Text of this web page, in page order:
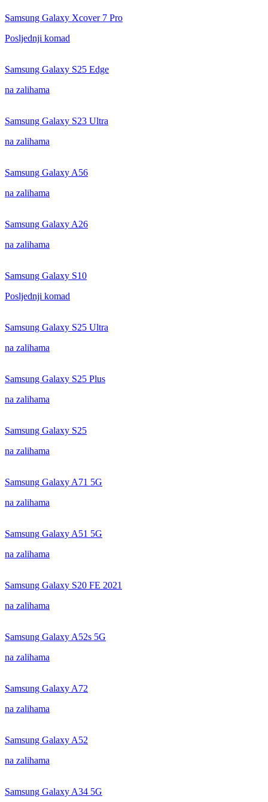
Samsung Galaxy Xcover 7 Pro
Posljednji komad
Samsung Galaxy S25 Edge
na zalihama
Samsung Galaxy S23 Ultra
na zalihama
Samsung Galaxy A56
na zalihama
Samsung Galaxy A26
na zalihama
Samsung Galaxy S10
Posljednji komad
Samsung Galaxy S25 Ultra
na zalihama
Samsung Galaxy S25 Plus
na zalihama
Samsung Galaxy S25
na zalihama
Samsung Galaxy A71 5G
na zalihama
Samsung Galaxy A51 5G
na zalihama
Samsung Galaxy S20 FE 2021
na zalihama
Samsung Galaxy A52s 5G
na zalihama
Samsung Galaxy A72
na zalihama
Samsung Galaxy A52
na zalihama
Samsung Galaxy A34 5G